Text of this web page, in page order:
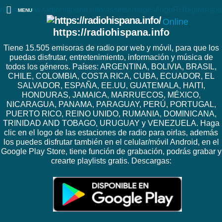
https://www.radiohispana.info/assets/images/
Online
https://radiohispana.info
Tiene 15.505 emisoras de radio por web y móvil, para que los
puedas disfrutar, entretenimiento, información y música de
todos los géneros. Países: ARGENTINA, BOLIVIA, BRASIL,
CHILE, COLOMBIA, COSTA RICA, CUBA, ECUADOR, EL
SALVADOR, ESPAÑA, EE.UU, GUATEMALA, HAITI,
HONDURAS, JAMAICA, MARRUECOS, MÉXICO,
NICARAGUA, PANAMA, PARAGUAY, PERÚ, PORTUGAL,
PUERTO RICO, REINO UNIDO, RUMANIA, DOMINICANA,
TRINIDAD AND TOBAGO, URUGUAY y VENEZUELA. Haga
clic en el logo de las estaciones de radio para oirlas, además
los puedes disfrutar también en el celular/móvil Android, en el
Google Play Store, tiene función de grabación, podrás grabar y
crearte playlists gratis. Descargas:
MENU